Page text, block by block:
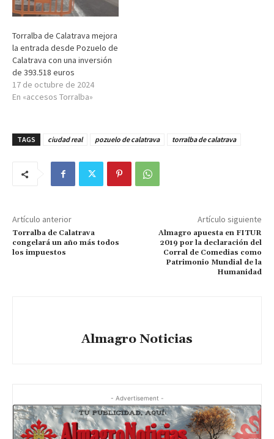
Torralba de Calatrava mejora
la entrada desde Pozuelo de
Calatrava con una inversión
de 393.518 euros
17 de octubre de 2024
En «accesos Torralba»
TAGS ciudad real pozuelo de calatrava torralba de calatrava
Artículo anterior
Torralba de Calatrava
congelará un año más todos
los impuestos
Artículo siguiente
Almagro apuesta en FITUR
2019 por la declaración del
Corral de Comedias como
Patrimonio Mundial de la
Humanidad
Almagro Noticias
- Advertisement -